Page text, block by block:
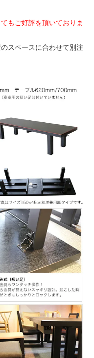
もご好評を頂いておりま
スペースに合わせて別注